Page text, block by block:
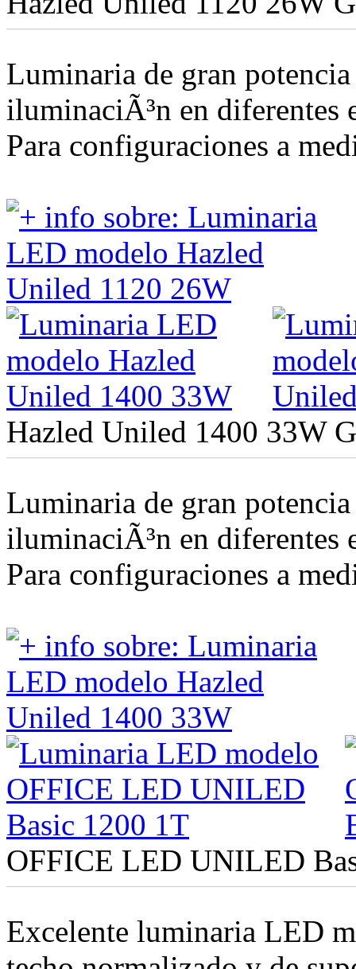
Luminaria de gran
iluminaciÃ³n en diferentes
Para configuraciones a
Hazled Uniled 1400 33W
Luminaria de gran
iluminaciÃ³n en diferentes
Para configuraciones a
OFFICE LED UNILED
Excelente luminaria LED